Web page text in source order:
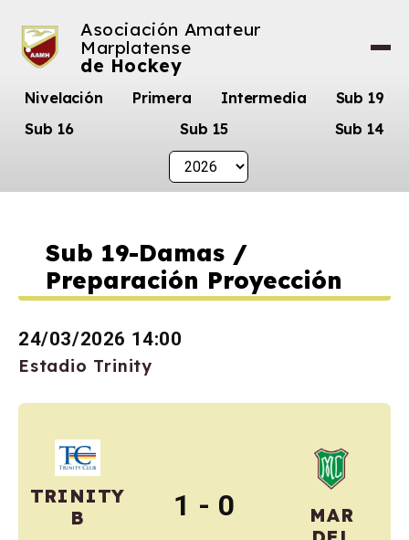
Asociación Amateur
Marplatense
de Hockey
Nivelación Primera Intermedia
Sub 19
Sub 16
Sub 15 Sub 14
Sub 19-Damas /
Preparación Proyección
24/03/2026 14:00
Estadio Trinity
TRINITY
B
1 - 0
MAR